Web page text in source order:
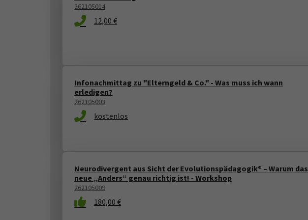
262105014
12,00 €
Infonachmittag zu "Elterngeld & Co." - Was muss ich wann
erledigen?
262105003
kostenlos
Neurodivergent aus Sicht der Evolutionspädagogik® – Warum das
neue „Anders“ genau richtig ist! - Workshop
262105009
180,00 €